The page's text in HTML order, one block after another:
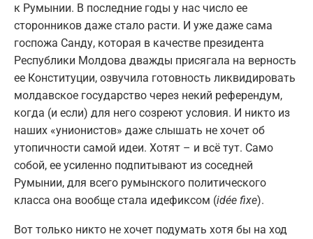
к Румынии. В последние годы у нас число ее
сторонников даже стало расти. И уже даже сама
госпожа Санду, которая в качестве президента
Республики Молдова дважды присягала на верность
ее Конституции, озвучила готовность ликвидировать
молдавское государство через некий референдум,
когда (и если) для него созреют условия. И никто из
наших «унионистов» даже слышать не хочет об
утопичности самой идеи. Хотят – и всё тут. Само
собой, ее усиленно подпитывают из соседней
Румынии, для всего румынского политического
класса она вообще стала идефиксом (idée fixe).
Вот только никто не хочет подумать хотя бы на ход